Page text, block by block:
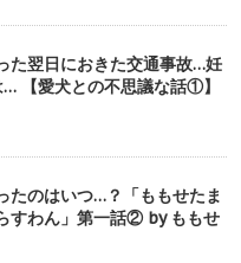
た翌日におきた交通事故…妊
【愛犬との不思議な話①】
たのはいつ…？「ももせたま
すわん」第一話② by ももせ